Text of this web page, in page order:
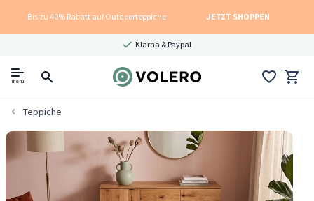
Bis zu 40% Rabatt auf Outdoorteppiche JETZT SHOPPEN
Klarna & Paypal
menu
Teppiche